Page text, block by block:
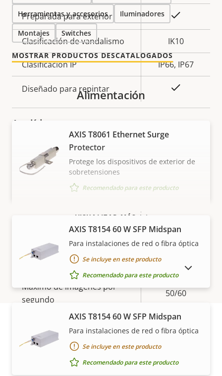
Preparada para exterior
Clasificación de vandalismo IK10
Clasificación IP IP66, IP67
Diseñado para repintar
Analíticas
Descripción
de
propiedad
Valor de
la
propiedad
Versión Autotracking
2
Ayuda de orientación
orientation
Descripción
propiedad
Valor de
la
propiedad
Máxima resolución de vídeo 3840x2160
Máximo de imágenes por
segundo
50/60
Estabilización electrónica de
Herramientas y accesorios Iluminadores
Montajes Switches
MOSTRAR PRODUCTOS DESCATALOGADOS
VISUALIZAR MÁS
Alimentación
AXIS T8061 Ethernet Surge
Protector
Protege los dispositivos de exterior de
sobretensiones
Recomendado para este producto
AXIS T8154 60 W SFP Midspan
Para instalaciones de red o fibra óptica
Se incluye en este producto
Recomendado para este producto
AXIS T8154 60 W SFP Midspan
Para instalaciones de red o fibra óptica
Se incluye en este producto
Recomendado para este producto
Garantía